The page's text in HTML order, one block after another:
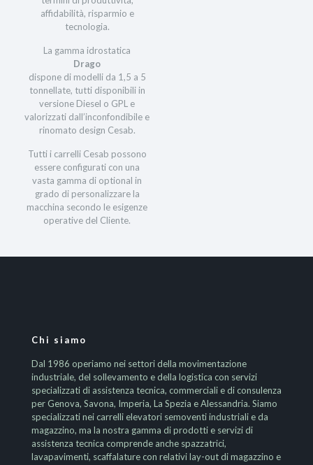
affidabilità, risparmio e
tecnologia.
La gamma idrostatica
Drago
dispone di modelli da 1,5 a 5
tonnellate, tutti disponibili in
versione Diesel o GPL e
valorizzati dall’inconfondibile e
rinomato design Cesab.
Tutti i carrelli Cesab possono
essere configurati con una
vasta gamma di optional in
grado di personalizzare la
macchina secondo le esigenze
operative del Cliente.
Chi siamo
Dal 1986 operiamo nei settori della movimentazione
industriale, del sollevamento e della logistica con servizi
specializzati di assistenza tecnica, commerciali e di consulenza
per Genova, Savona, Imperia, La Spezia e Alessandria. Siamo
specializzati nei carrelli elevatori semoventi industriali e da
magazzino, ma la nostra gamma di prodotti e servizi di
assistenza tecnica comprende anche spazzatrici,
lavapavimenti, scaffalature con relativi lay-out di magazzino e